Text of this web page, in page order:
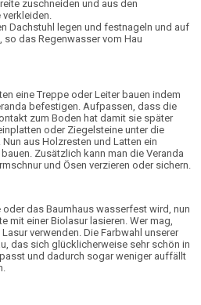
zuschneiden und aus den
verkleiden.
Dachstuhl legen und festnageln und auf
das Regenwasser vom Hau
eine Treppe oder Leiter bauen indem
befestigen. Aufpassen, dass die
zum Boden hat damit sie später
oder Ziegelsteine unter die
aus Holzresten und Latten ein
Zusätzlich kann man die Veranda
und Ösen verzieren oder sichern.
oder das Baumhaus wasserfest wird, nun
mit einer Biolasur lasieren. Wer mag,
verwenden. Die Farbwahl unserer
das sich glücklicherweise sehr schön in
und dadurch sogar weniger auffällt